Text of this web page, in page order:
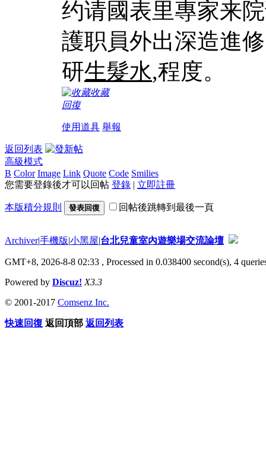
约请國表里專家来
護职員外出深造進
研生髮水,程度。
收藏
回復
使用道具 舉報
返回列表
高級模式
B Color Image Link Quote Code Smilies
您需要登錄後才可以回帖 登錄 | 立即註冊
本版積分規則 發表回復 回帖後跳轉到最後一頁
Archiver|手機版|小黑屋|台北兒童室內遊樂場交流論壇
GMT+8, 2026-8-8 02:33 , Processed in 0.038400 second(s), 4
Powered by Discuz! X3.3
© 2001-2017 Comsenz Inc.
快速回復 返回頂部 返回列表